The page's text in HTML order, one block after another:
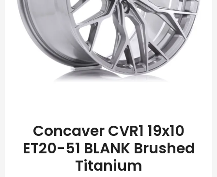
Concaver CVR1 19x10
ET20-51 BLANK Brushed
Titanium